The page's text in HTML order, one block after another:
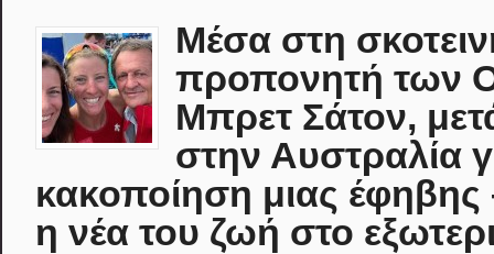
Μέσα στη
προπονητή των
Μπρετ Σάτον,
στην Αυστραλία
κακοποίηση μιας
η νέα του ζωή στο